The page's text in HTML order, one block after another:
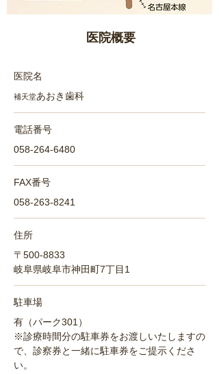
医院概要
医院名
補天堂あおき歯科
電話番号
058-264-6480
FAX番号
058-263-8241
住所
〒500-8833
岐阜県岐阜市神田町7丁目1
駐車場
有（パーク301）
※診療時間分の駐車券をお渡しいたしますの
で、診察券と一緒に駐車券をご提示くださ
い。